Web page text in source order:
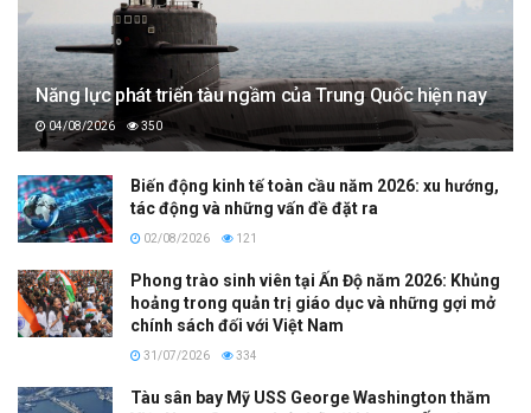
Năng lực phát triển tàu ngầm của Trung Quốc hiện nay
04/08/2026 350
Biến động kinh tế toàn cầu năm 2026: xu hướng,
tác động và những vấn đề đặt ra
02/08/2026 121
Phong trào sinh viên tại Ấn Độ năm 2026: Khủng
hoảng trong quản trị giáo dục và những gợi mở
chính sách đối với Việt Nam
31/07/2026 334
Tàu sân bay Mỹ USS George Washington thăm